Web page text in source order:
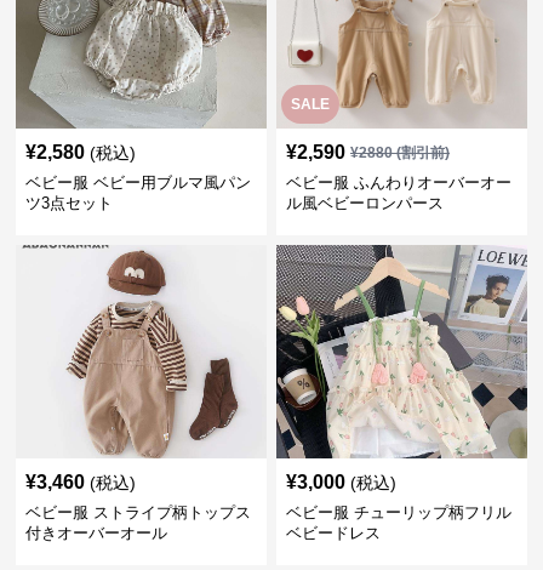
¥2,580 (税込)
ベビー服 ベビー用ブルマ風パン
ツ3点セット
SALE
¥2,590 ¥2880(割引前)
ベビー服 ふんわりオーバーオー
ル風ベビーロンパース
¥3,460 (税込)
ベビー服 ストライプ柄トップス
付きオーバーオール
¥3,000 (税込)
ベビー服 チューリップ柄フリル
ベビードレス